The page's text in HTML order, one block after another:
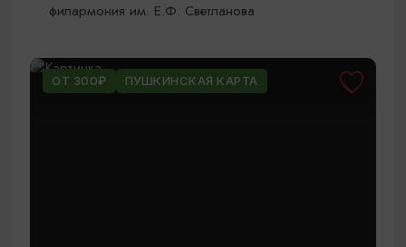
филармония им. Е.Ф. Светланова
ОТ 300₽ ПУШКИНСКАЯ КАРТА